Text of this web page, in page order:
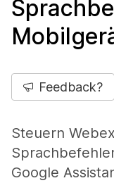
Feedback?
Steuern
Google